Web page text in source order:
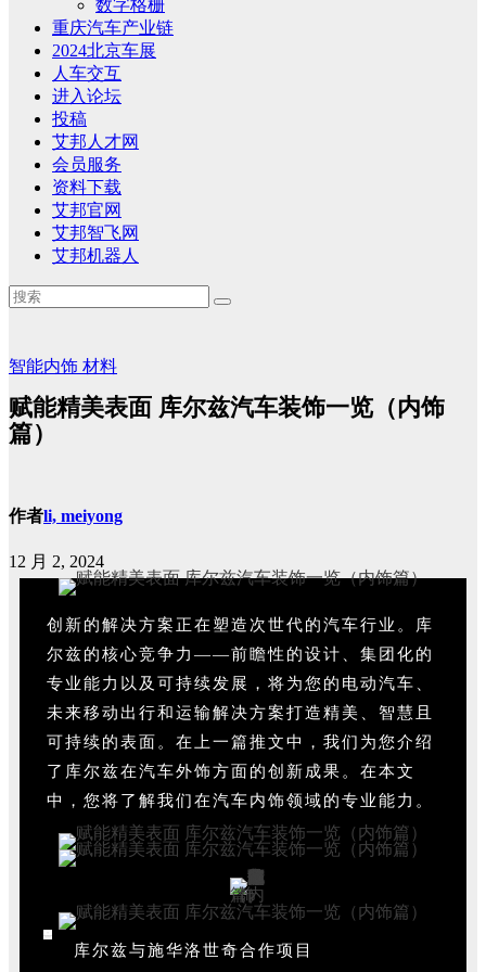
数字格栅
重庆汽车产业链
2024北京车展
人车交互
进入论坛
投稿
艾邦人才网
会员服务
资料下载
艾邦官网
艾邦智飞网
艾邦机器人
智能内饰 材料
赋能精美表面 库尔兹汽车装饰一览（内饰
篇）
作者li, meiyong
12 月 2, 2024
创新的解决方案正在塑造次世代的汽车行业。库
尔兹的核心竞争力——前瞻性的设计、集团化的
专业能力以及可持续发展，将为您的电动汽车、
未来移动出行和运输解决方案打造精美、智慧且
可持续的表面。在上一篇推文中，我们为您介绍
了库尔兹在汽车外饰方面的创新成果。在本文
中，您将了解我们在汽车内饰领域的专业能力。
库尔兹与施华洛世奇合作项目